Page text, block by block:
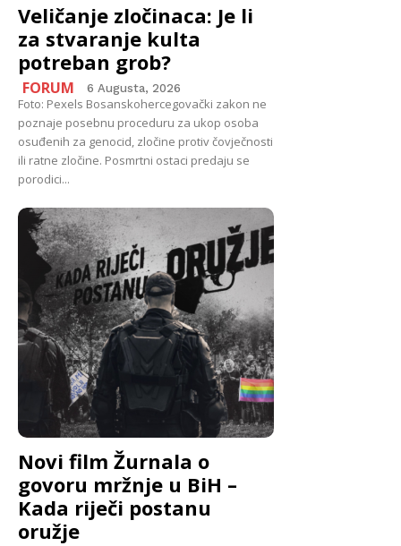
Veličanje zločinaca: Je li
za stvaranje kulta
potreban grob?
FORUM 6 Augusta, 2026
Foto: Pexels Bosanskohercegovački zakon ne
poznaje posebnu proceduru za ukop osoba
osuđenih za genocid, zločine protiv čovječnosti
ili ratne zločine. Posmrtni ostaci predaju se
porodici...
Novi film Žurnala o
govoru mržnje u BiH –
Kada riječi postanu
oružje